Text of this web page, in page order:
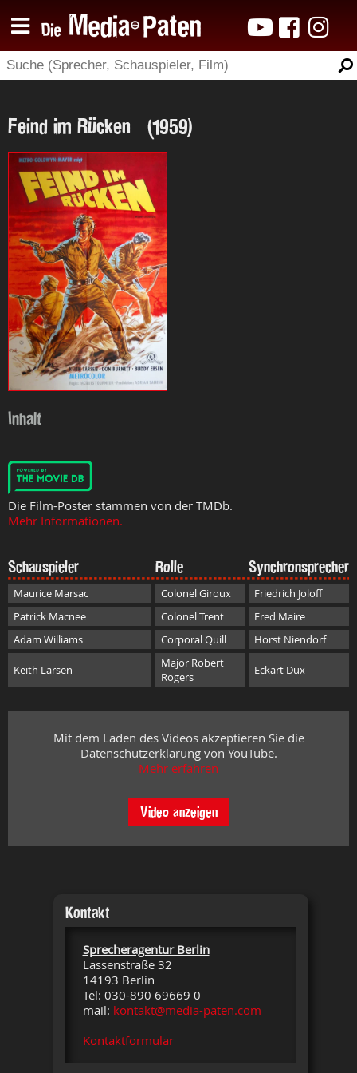
Feind im Rücken (1959)
Inhalt
Die Film-Poster stammen von der TMDb.
Mehr Informationen.
Schauspieler Rolle Synchronsprecher
Maurice Marsac Colonel Giroux
Friedrich Joloff
Patrick Macnee
Colonel Trent
Fred Maire
Adam Williams
Corporal Quill Horst Niendorf
Keith Larsen
Major Robert
Rogers
Eckart Dux
Mit dem Laden des Videos akzeptieren Sie die
Datenschutzerklärung von YouTube.
Mehr erfahren
Video anzeigen
Kontakt
Sprecheragentur Berlin
Lassenstraße 32
14193 Berlin
Tel: 030-890 69669 0
mail: kontakt@media-paten.com
Kontaktformular